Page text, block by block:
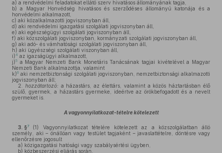
a) a rendvédelmi feladatokat ellátó szerv hivatásos állományának tagja,
b) a Magyar Honvédség hivatásos és szerződéses állományú katonája és a
honvédelmi alkalmazott,
c) aki közalkalmazotti jogviszonyban áll,
d) aki rendvédelmi igazgatási szolgálati jogviszonyban áll,
e) aki egészségügyi szolgálati jogviszonyban áll,
f) aki közszolgálati jogviszonyban, kormányzati szolgálati jogviszonyban áll,
g) aki adó- és vámhatósági szolgálati jogviszonyban áll,
h) aki ügyészségi szolgálati viszonyban áll,
i)4 az igazságügyi alkalmazott,
j)5 a Magyar Nemzeti Bank Monetáris Tanácsának tagjai kivételével a Magyar
Nemzeti Bank alkalmazottja, valamint
k)6 aki nemzetbiztonsági szolgálati jogviszonyban, nemzetbiztonsági alkalmazotti
jogviszonyban áll;
2.
hozzátartozó: a házastárs, az élettárs, valamint a közös háztartásban élő
szülő, gyermek, a házastárs gyermeke, ideértve az örökbefogadott és a nevelt
gyermeket is.
A vagyonnyilatkozat-tételre kötelezett
3. §7 (1)
Vagyonnyilatkozat tételére kötelezett az a közszolgálatban álló
személy, aki – önállóan vagy testület tagjaként – javaslattételre, döntésre vagy
ellenőrzésre jogosult
a) közigazgatási hatósági vagy szabálysértési ügyben,
b) közbeszerzési eljárás során,